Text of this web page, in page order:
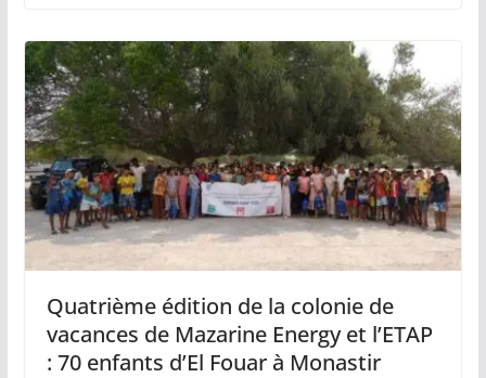
Quatrième édition de la colonie de
vacances de Mazarine Energy et l’ETAP
: 70 enfants d’El Fouar à Monastir